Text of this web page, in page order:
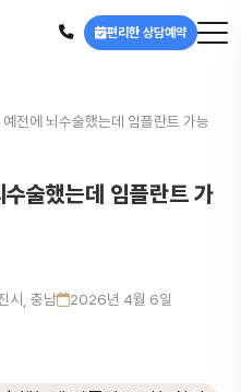
편리한 상담예약
전에 뇌수술했는데 임플란트 가능
술했는데 임플란트 가
시, 충남 2026년 4월 6일